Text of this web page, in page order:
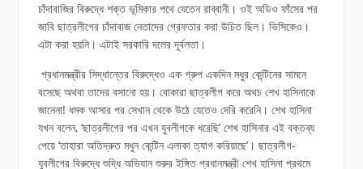
চাঁদাবাজির বিরুদ্ধে শক্ত ভূমিকার পথে যেতেন রাব্বানী। ওই অডিও ফাঁসের পর
জাবি ছাত্রলীগের চাঁদাবাজ নেতাদের গ্রেফতার করা উচিত ছিল। ভিসিকেও।
এটা করা হয়নি। এটাই সরকারি দলের দূর্বলতা।
প্রধানমন্ত্রীর সিদ্ধান্তের বিরুদ্ধেও এক গ্রুপ একদিন মধুর কেন্টিনের সামনে
বসেছে অথবা তাদের বসানো হয়। বোকারা ছাত্রলীগ করে অথচ শেখ হাসিনাকে
জানেনা! ধমক আসার পর সেখান থেকে উঠে যেতেও দেরি করেনি। শেখ হাসিনা
যখন বলেন, ‘ছাত্রলীগের পর এখন যুবলীগকে ধরেছি’ শেখ হাসিনার এই বক্তব্য
পেয়ে ‘তাহারা অতিদ্রুত মধুন কেন্টিন এলাকা ত্যাগ করিয়াছে’। ছাত্রলীগ-
যুবলীগের বিরুদ্ধে শুদ্ধি অভিযান শুরুর ইঙ্গিত প্রধানমন্ত্রী শেখ হাসিনা প্রথমে